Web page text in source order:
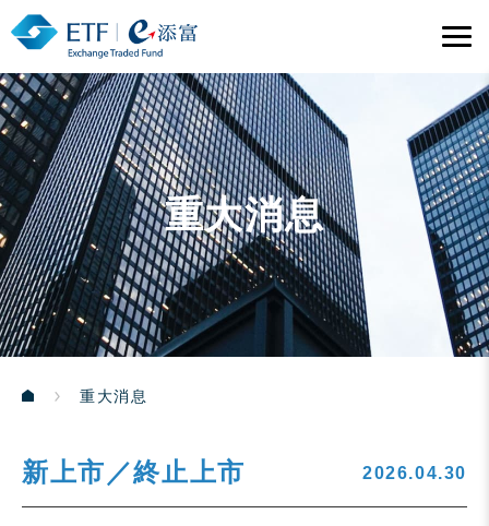
重大消息
重大消息
新上市／終止上市 2026.04.30